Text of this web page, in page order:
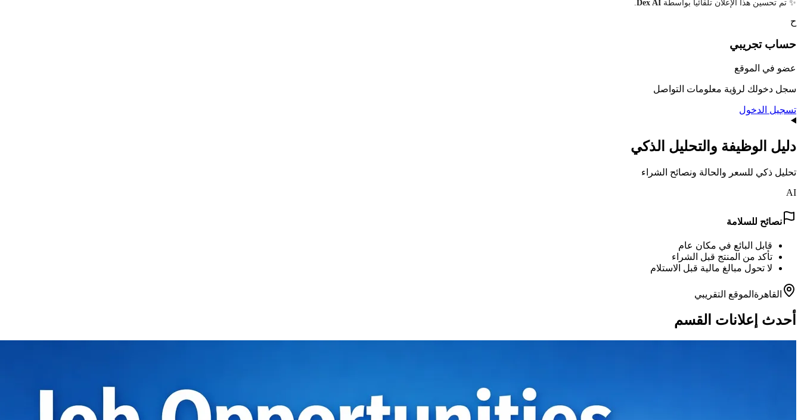
✨ تم تحسين هذا الإعلان تلقائياً بواسطة Dex AI
ح
حساب تجريبي
عضو في الموقع
سجل دخولك لرؤية معلومات التواصل
تسجيل الدخول
دليل الوظيفة والتحليل الذكي
تحليل ذكي للسعر والحالة ونصائح الشراء
AI
نصائح للسلامة
قابل البائع في مكان عام
تأكد من المنتج قبل الشراء
لا تحول مبالغ مالية قبل الاستلام
القاهرة الموقع التقريبي
أحدث إعلانات القسم